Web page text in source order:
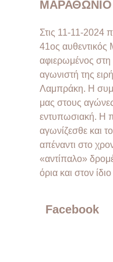
ΜΑΡΑΘΩΝΙΟ
Στις 11-11-2024
41ος
αφιερωμένος
αγωνιστή της
Λαμπράκη. Η
μας στους
εντυπωσιακή. Η
αγωνίζεσθε και
απέναντι στο
«αντίπαλο»
όρια και στον
Facebook